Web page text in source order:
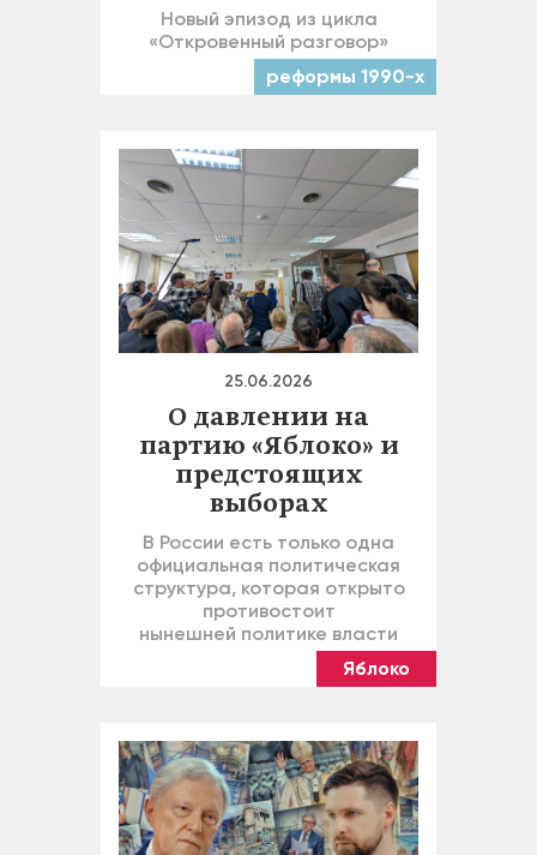
Новый эпизод из цикла
«Откровенный разговор»
реформы 1990-х
25.06.2026
О давлении на
партию «Яблоко» и
предстоящих
выборах
В России есть только одна
официальная политическая
структура, которая открыто
противостоит
нынешней политике власти
Яблоко